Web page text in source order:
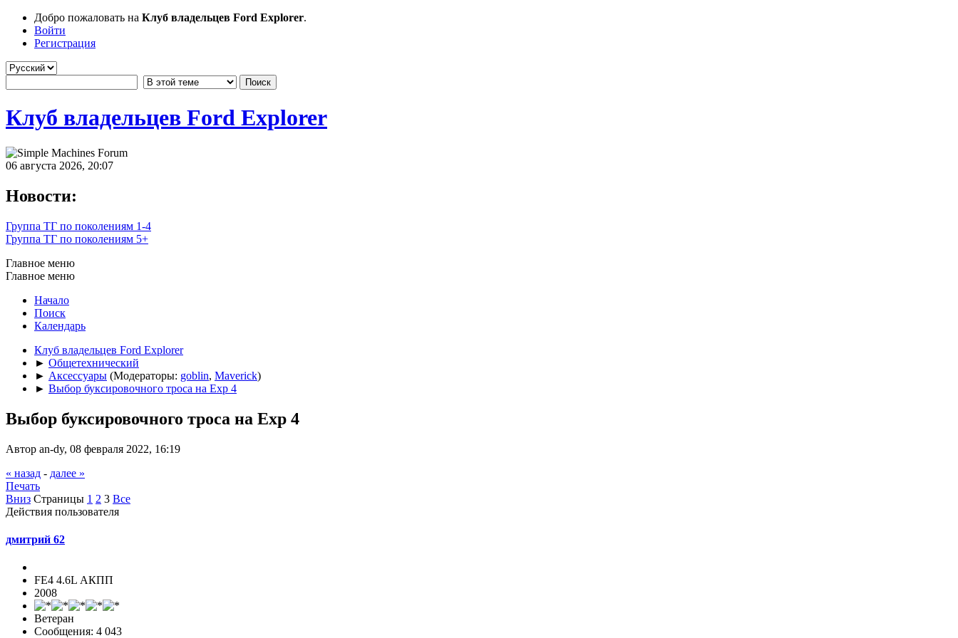
Добро пожаловать на Клуб владельцев Ford Explorer.
Войти
Регистрация
Клуб владельцев Ford Explorer
06 августа 2026, 20:07
Новости:
Группа ТГ по поколениям 1-4
Группа ТГ по поколениям 5+
Главное меню
Главное меню
Начало
Поиск
Календарь
Клуб владельцев Ford Explorer
► Общетехнический
► Аксессуары (Модераторы: goblin, Maverick)
► Выбор буксировочного троса на Exp 4
Выбор буксировочного троса на Exp 4
Автор an-dy, 08 февраля 2022, 16:19
« назад - далее »
Печать
Вниз Страницы 1 2 3 Все
Действия пользователя
дмитрий 62
FE4 4.6L АКПП
2008
Ветеран
Сообщения: 4 043